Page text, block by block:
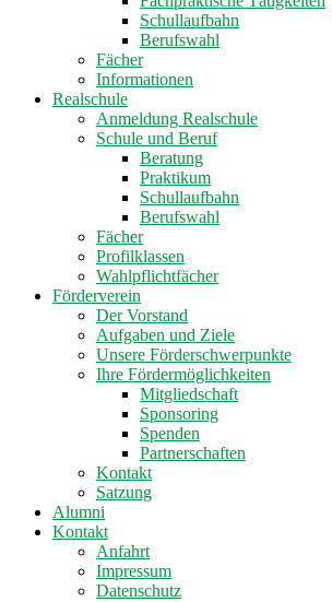
Schullaufbahn
Berufswahl
Fächer
Informationen
Realschule
Anmeldung Realschule
Schule und Beruf
Beratung
Praktikum
Schullaufbahn
Berufswahl
Fächer
Profilklassen
Wahlpflichtfächer
Förderverein
Der Vorstand
Aufgaben und Ziele
Unsere Förderschwerpunkte
Ihre Fördermöglichkeiten
Mitgliedschaft
Sponsoring
Spenden
Partnerschaften
Kontakt
Satzung
Alumni
Kontakt
Anfahrt
Impressum
Datenschutz